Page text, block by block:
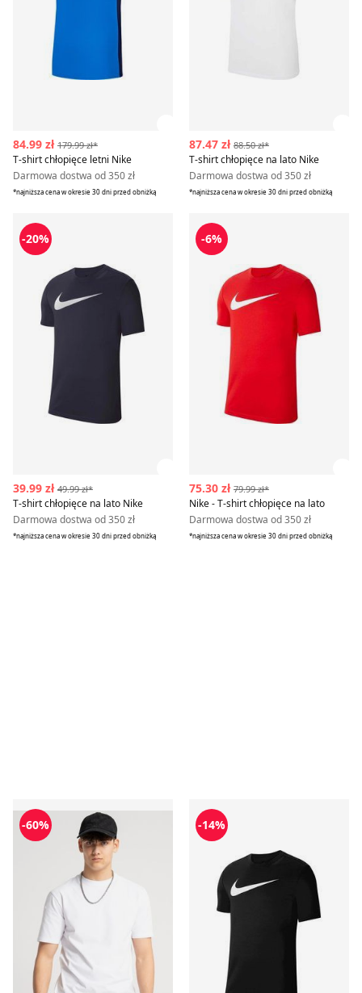
84.99 zł 179.99 zł*
T-shirt chłopięce letni Nike
Darmowa dostwa od 350 zł
*najniższa cena w okresie 30 dni przed obniżką
87.47 zł 88.50 zł*
T-shirt chłopięce na lato Nike
Darmowa dostwa od 350 zł
*najniższa cena w okresie 30 dni przed obniżką
T-shirt chłopięce na lato Nike
-20%
39.99 zł 49.99 zł*
T-shirt chłopięce na lato Nike
Darmowa dostwa od 350 zł
*najniższa cena w okresie 30 dni przed obniżką
Nike - T-shirt chłopięce na
-6%
75.30 zł 79.99 zł*
Nike - T-shirt chłopięce na lato
Darmowa dostwa od 350 zł
*najniższa cena w okresie 30 dni przed obniżką
T-shirt chłopięce na lato Reporter
-60%
T-shirt chłopięce na lato
-14%